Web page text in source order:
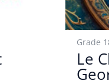
Grade
Le